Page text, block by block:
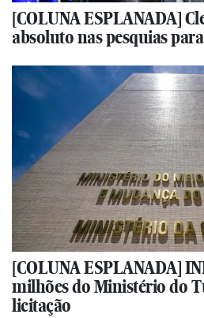
[COLUNA ESPLANADA]
absoluto nas pesquias
[COLUNA ESPLANADA]
milhões do Ministério do
licitação